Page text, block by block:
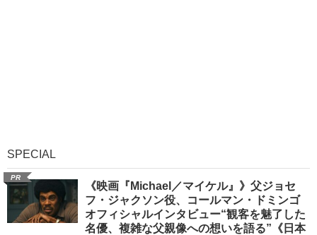
SPECIAL
PR
《映画『Michael／マイケル』》父ジョセ
フ・ジャクソン役、コールマン・ドミンゴ
オフィシャルインタビュー“観客を魅了した
名優、複雑な父親像への想いを語る”《日本